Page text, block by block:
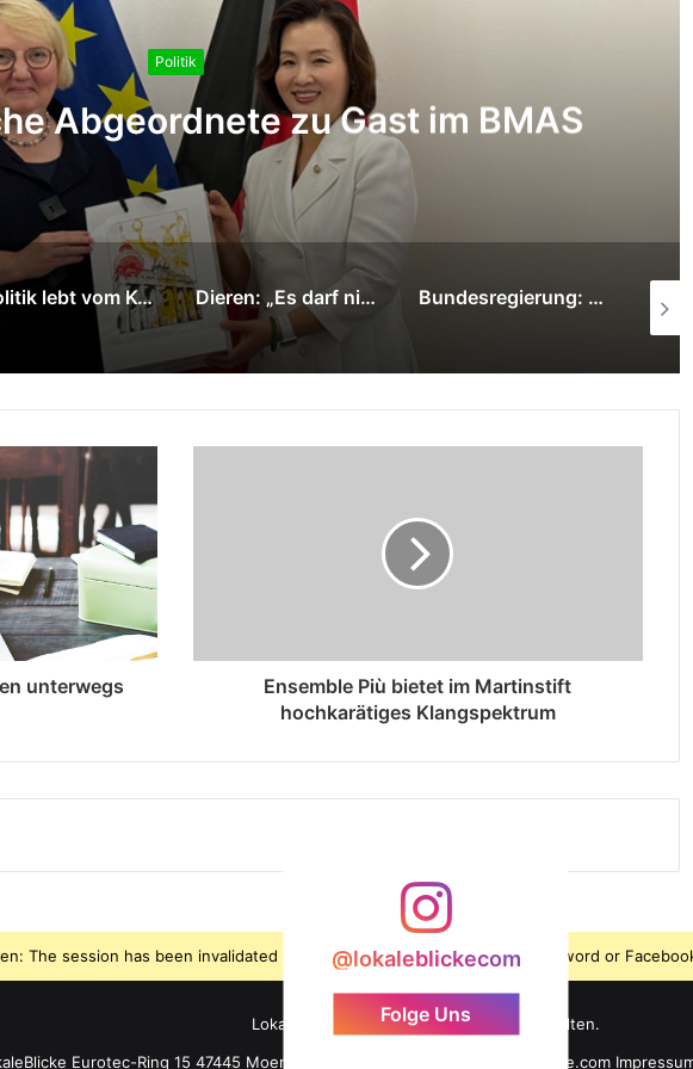
Politik
Abgeordnete zu Gast im BMAS
„Politik lebt vom Kompromiss“ Dieren: „Es darf nicht vom Glück beim Chef abhängen, ob Beschäftigte pünktlich Feierabend machen können.“ Bundesregierung: Roadmaps der Hightech Agenda Deutschland starten in die Umsetzung mit Wirtschaft, Wissenschaft und Ländern
unterwegs
Ensemble Più bietet im Martinstift
hochkarätiges Klangspektrum
@lokaleblickecom
Folge Uns
The session has been invalidated because the user changed their password or
LokaleBlicke ©2026 - Alle Rechte vorbehalten.
Eurotec-Ring 15 47445 Moers +49 176 61 101 464 info@lokaleblicke.com